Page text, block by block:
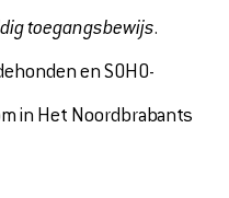
toegangsbewijs.
en SOHO-
in Het Noordbrabants